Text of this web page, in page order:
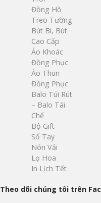
Đồng Hồ
Treo Tường
Bút Bi, Bút
Cao Cấp
Áo Khoác
Đồng Phục
Áo Thun
Đồng Phục
Balo Túi Rút
– Balo Tái
Chế
Bộ Gift
Sổ Tay
Nón Vải
Lọ Hoa
In Lịch Tết
Theo dõi chúng tôi trên